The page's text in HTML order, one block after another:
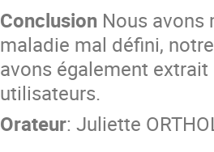
ConclusionNous avons
maladie mal défini,
avons également
utilisateurs.
Orateur: Juliette